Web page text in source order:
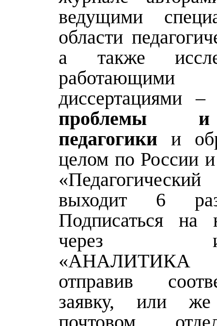
ведущими
области
а также
диссертациями –
проблемы
педагогики и
целом по России
выходит 6
Подписаться на
через
отправив
заявку, или